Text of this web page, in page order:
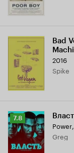
Bad
2016
Spike
Рейтинг
Кинопоиска
7.8
7.8
Power,
Greg